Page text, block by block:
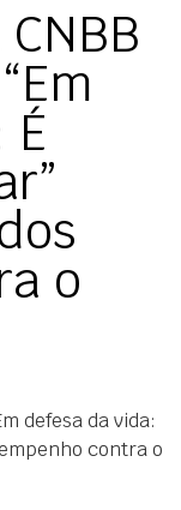
o
defesa da vida:
contra o